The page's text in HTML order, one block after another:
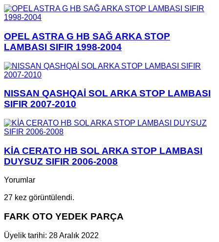
OPEL ASTRA G HB SAĞ ARKA STOP
LAMBASI SIFIR 1998-2004
NISSAN QASHQAİ SOL ARKA STOP LAMBASI
SIFIR 2007-2010
KİA CERATO HB SOL ARKA STOP LAMBASI
DUYSUZ SIFIR 2006-2008
Yorumlar
27 kez görüntülendi.
FARK OTO YEDEK PARÇA
Üyelik tarihi: 28 Aralık 2022